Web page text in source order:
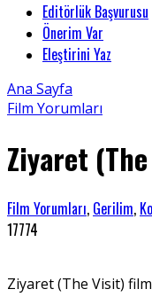
Editörlük Başvurusu
Önerim Var
Eleştirini Yaz
Ana Sayfa
Film Yorumları
Ziyaret
Film Yorumları, Gerilim,
17774
Ziyaret (The Visit)